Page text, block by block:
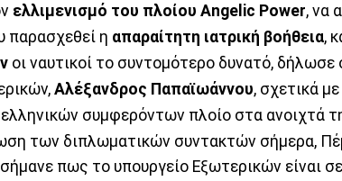
ελλιμενισμό του πλοίου Angelic Power, να
παρασχεθεί η απαραίτητη ιατρική βοήθεια,
οι ναυτικοί το συντομότερο δυνατό,
Αλέξανδρος Παπαϊωάννου, σχετικά
συμφερόντων πλοίο στα ανοιχτά
των διπλωματικών συντακτών σήμερα,
πως το υπουργείο Εξωτερικών είναι